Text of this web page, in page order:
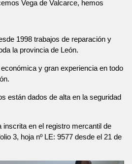
Vega de Valcarce, hemos
1998 trabajos de reparación y
la provincia de León.
y gran experiencia en todo
están dados de alta en la seguridad
inscrita en el registro mercantil de
3, hoja nº LE: 9577 desde el 21 de